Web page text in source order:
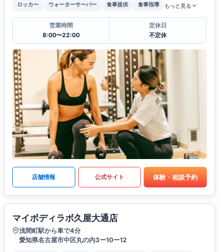
ロッカー
ウォーターサーバー 食事提供 食事指導 もっと見る
営業時間
8:00〜22:00
定休日
不定休
店舗情報 公式サイト 体験・相談予約
マイボディラボ久屋大通店
浅間町駅から車で4分
愛知県名古屋市中区丸の内3ー10ー12